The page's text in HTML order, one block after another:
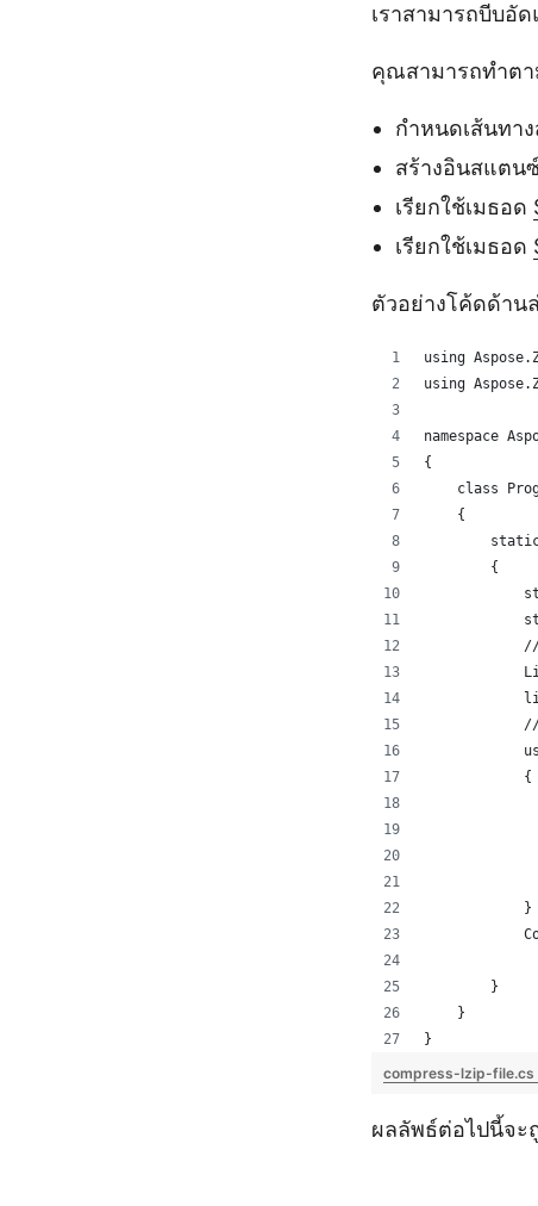
เราสามารถบีบอั
คุณสามารถทำต
กำหนดเส้นทา
สร้างอินสแตน
เรียกใช้เมธอด
เรียกใช้เมธอด
ตัวอย่างโค้ดด้าน
using
using
namespace
{
class
    {
        {
            {
            }
        }
    }
}
compress-lzip-file.cs
ผลลัพธ์ต่อไปนี้จะ